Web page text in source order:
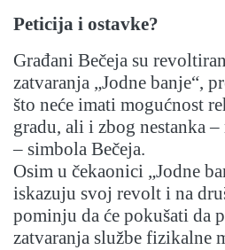
Peticija i ostavke?
Građani Bečeja su
zatvaranja „Jodne banje“,
što neće imati mogućnost
gradu, ali i zbog nestanka
– simbola Bečeja.
Osim u čekaonici „Jodne
iskazuju svoj revolt i na
pominju da će pokušati da
zatvaranja službe fizikalne